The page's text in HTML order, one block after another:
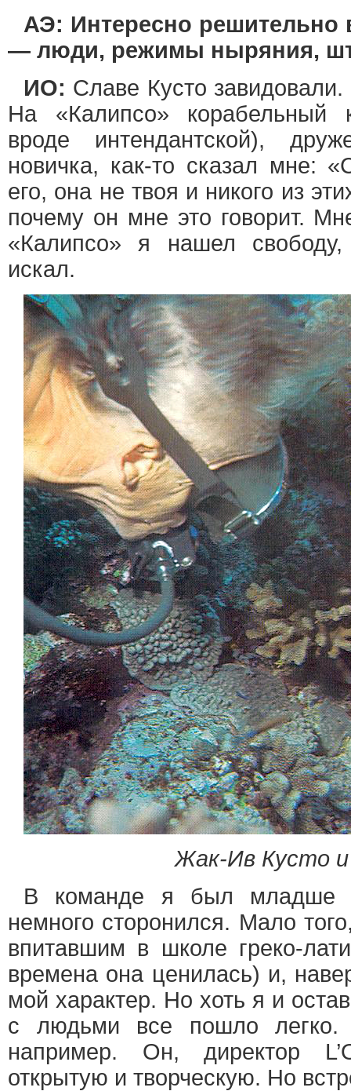
АЭ: Интересно решительно
— люди, режимы ныряния,
ИО: Славе Кусто
На «Калипсо» корабельный
вроде интендантской),
новичка, как-то сказал мне:
его, она не твоя и никого из
почему он мне это говорит.
«Калипсо» я нашел
искал.
Жак-Ив Кусто
В команде я был младше
немного сторонился. Мало
впитавшим в школе греко-
времена она ценилась) и,
мой характер. Но хоть я и
с людьми все пошло
например. Он, директор
открытую и творческую. Но